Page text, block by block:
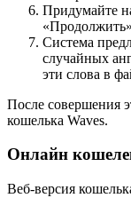
Придумайте
Система
случайных
эти слова в
После совершения
кошелька Waves.
Онлайн
Веб-версия